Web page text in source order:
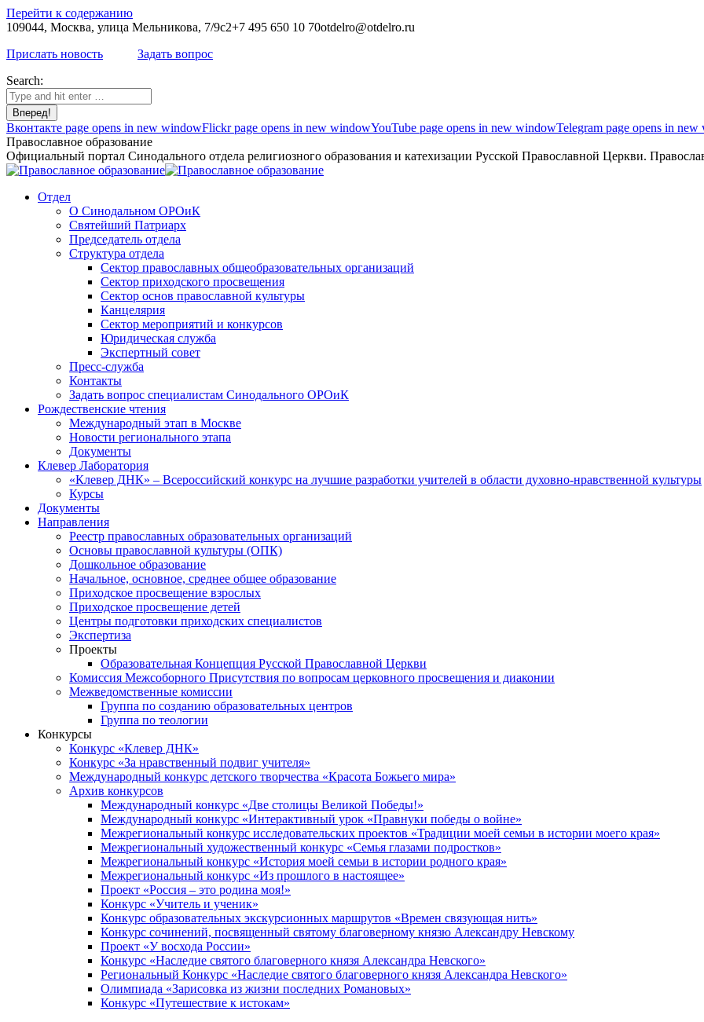
Перейти к содержанию
109044, Москва, улица Мельникова, 7/9с2+7 495 650 10 70otdelro@otdelro.ru
Прислать новость
Задать вопрос
Search:
Вконтакте page opens in new windowFlickr page opens in new windowYouTube page opens in new windowTelegram page opens in
Православное образование
Официальный портал Синодального отдела религиозного образования и катехизации Русской Православной Церкви.
Отдел
О Синодальном ОРОиК
Святейший Патриарх
Председатель отдела
Структура отдела
Сектор православных общеобразовательных организаций
Сектор приходского просвещения
Сектор основ православной культуры
Канцелярия
Сектор мероприятий и конкурсов
Юридическая служба
Экспертный совет
Пресс-служба
Контакты
Задать вопрос специалистам Синодального ОРОиК
Рождественские чтения
Международный этап в Москве
Новости регионального этапа
Документы
Клевер Лаборатория
«Клевер ДНК» – Всероссийский конкурс на лучшие разработки учителей в области духовно-нравственной культуры
Курсы
Документы
Направления
Реестр православных образовательных организаций
Основы православной культуры (ОПК)
Дошкольное образование
Начальное, основное, среднее общее образование
Приходское просвещение взрослых
Приходское просвещение детей
Центры подготовки приходских специалистов
Экспертиза
Проекты
Образовательная Концепция Русской Православной Церкви
Комиссия Межсоборного Присутствия по вопросам церковного просвещения и диаконии
Межведомственные комиссии
Группа по созданию образовательных центров
Группа по теологии
Конкурсы
Конкурс «Клевер ДНК»
Конкурс «За нравственный подвиг учителя»
Международный конкурс детского творчества «Красота Божьего мира»
Архив конкурсов
Международный конкурс «Две столицы Великой Победы!»
Международный конкурс «Интерактивный урок «Правнуки победы о войне»
Межрегиональный конкурс исследовательских проектов «Традиции моей семьи в истории моего края»
Межрегиональный художественный конкурс «Семья глазами подростков»
Межрегиональный конкурс «История моей семьи в истории родного края»
Межрегиональный конкурс «Из прошлого в настоящее»
Проект «Россия – это родина моя!»
Конкурс «Учитель и ученик»
Конкурс образовательных экскурсионных маршрутов «Времен связующая нить»
Конкурс сочинений, посвященный святому благоверному князю Александру Невскому
Проект «У восхода России»
Конкурс «Наследие святого благоверного князя Александра Невского»
Региональный Конкурс «Наследие святого благоверного князя Александра Невского»
Олимпиада «Зарисовка из жизни последних Романовых»
Конкурс «Путешествие к истокам»